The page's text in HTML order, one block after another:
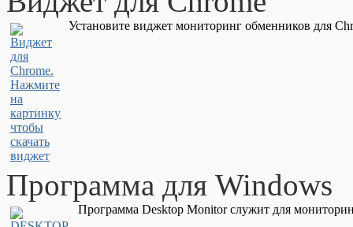
Установите виджет мониторинг обменников для
Программа для Windows
Программа Desktop Monitor служит для